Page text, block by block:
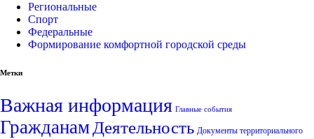
Региональные
Спорт
Федеральные
Формирование комфортной городской среды
Метки
Важная информация Главные события
Гражданам Деятельность Документы территориального